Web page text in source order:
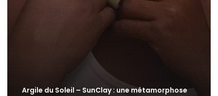
Argile du Soleil – SunClay : une métamorphose